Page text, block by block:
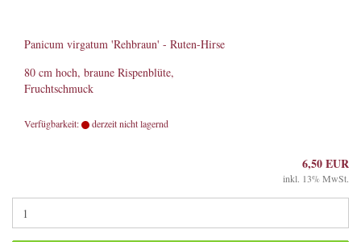
Panicum virgatum 'Rehbraun' - Ruten-Hirse
80 cm hoch, braune Rispenblüte,
Fruchtschmuck
Verfügbarkeit: derzeit nicht lagernd
6,50 EUR
inkl. 13% MwSt.